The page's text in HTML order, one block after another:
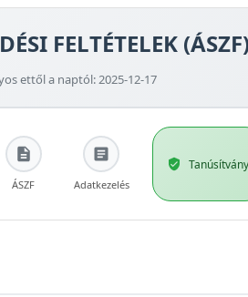
FELTÉTELEK
ettől a naptól: 2025-12-17
ÁSZF Adatkezelés
Tanúsítvány